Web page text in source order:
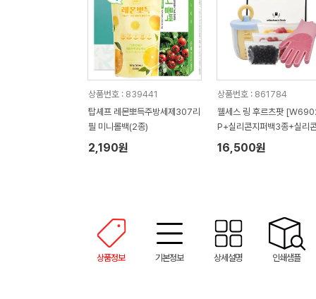
상품번호 : 839441
탑셰프 레몬뽀득주방세제307리
필 미니롤백(2종)
2,190원
상품번호 : 861784
웰세스 링 후르츠팟
P+실리콘지퍼백3종+실리
러시 설거지 수세미 일체형
장갑 1P 세트
16,500원
상품정보 기본정보 상세설명 인쇄샘플